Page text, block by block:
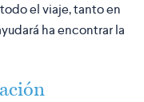
el viaje, tanto en
ha encontrar la